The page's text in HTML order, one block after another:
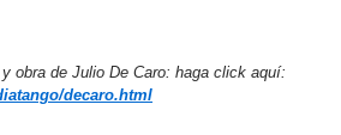
obra de Julio De Caro: haga click aquí:
decaro.html